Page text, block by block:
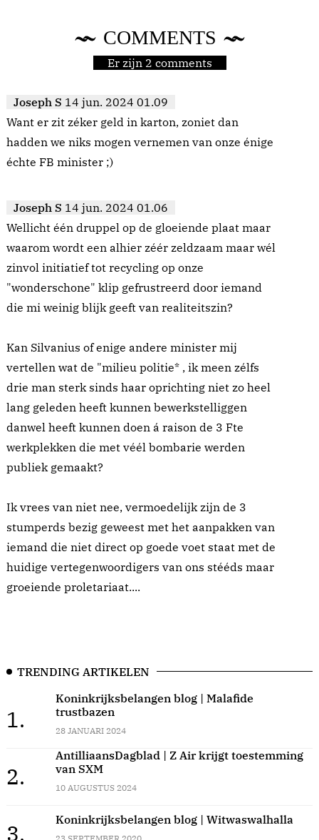
COMMENTS
Er zijn 2 comments
Joseph S 14 jun. 2024 01.09
Want er zit zéker geld in karton, zoniet dan
hadden we niks mogen vernemen van onze énige
échte FB minister ;)
Joseph S 14 jun. 2024 01.06
Wellicht één druppel op de gloeiende plaat maar
waarom wordt een alhier zéér zeldzaam maar wél
zinvol initiatief tot recycling op onze
"wonderschone" klip gefrustreerd door iemand
die mi weinig blijk geeft van realiteitszin?
Kan Silvanius of enige andere minister mij
vertellen wat de "milieu politie* , ik meen zélfs
drie man sterk sinds haar oprichting niet zo heel
lang geleden heeft kunnen bewerkstelliggen
danwel heeft kunnen doen á raison de 3 Fte
werkplekken die met véél bombarie werden
publiek gemaakt?
Ik vrees van niet nee, vermoedelijk zijn de 3
stumperds bezig geweest met het aanpakken van
iemand die niet direct op goede voet staat met de
huidige vertegenwoordigers van ons stééds maar
groeiende proletariaat....
TRENDING ARTIKELEN
1.
Koninkrijksbelangen blog | Malafide
trustbazen
28 JANUARI 2024
2.
AntilliaansDagblad | Z Air krijgt toestemming
van SXM
10 AUGUSTUS 2024
3.
Koninkrijksbelangen blog | Witwaswalhalla